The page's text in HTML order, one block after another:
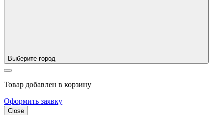
Выберите город
Товар добавлен в корзину
Оформить заявку
Close